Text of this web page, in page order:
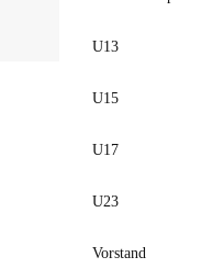
U13
U15
U17
U23
Vorstand